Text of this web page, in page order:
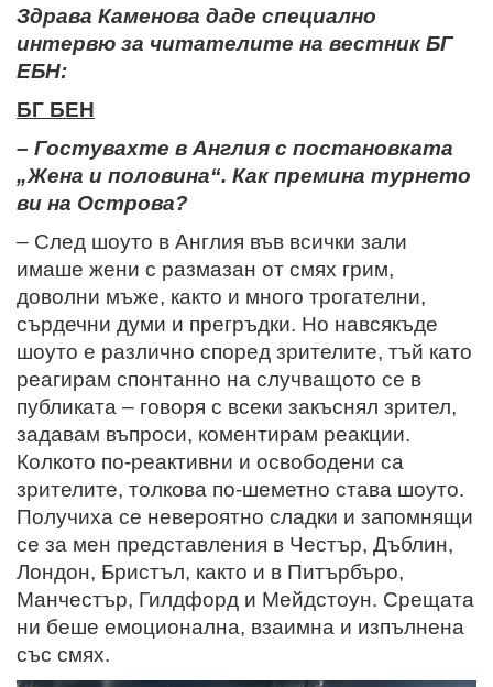
Здрава Каменова даде специално
интервю за читателите на вестник БГ
ЕБН:
БГ БЕН
– Гостувахте в Англия с постановката
„Жена и половина“. Как премина турнето
ви на Острова?
– След шоуто в Англия във всички зали
имаше жени с размазан от смях грим,
доволни мъже, както и много трогателни,
сърдечни думи и прегръдки. Но навсякъде
шоуто е различно според зрителите, тъй като
реагирам спонтанно на случващото се в
публиката – говоря с всеки закъснял зрител,
задавам въпроси, коментирам реакции.
Колкото по-реактивни и освободени са
зрителите, толкова по-шеметно става шоуто.
Получиха се невероятно сладки и запомнящи
се за мен представления в Честър, Дъблин,
Лондон, Бристъл, както и в Питърбъро,
Манчестър, Гилдфорд и Мейдстоун. Срещата
ни беше емоционална, взаимна и изпълнена
със смях.